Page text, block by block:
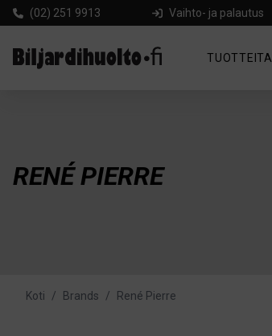
(02) 251 9913 Vaihto- ja palautus
TUOTTEITA
RENÉ PIERRE
Koti / Brands / René Pierre